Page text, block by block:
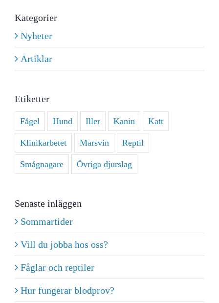
Kategorier
Nyheter
Artiklar
Etiketter
Fågel Hund Iller Kanin Katt
Klinikarbetet Marsvin Reptil
Smågnagare Övriga djurslag
Senaste inläggen
Sommartider
Vill du jobba hos oss?
Fåglar och reptiler
Hur fungerar blodprov?